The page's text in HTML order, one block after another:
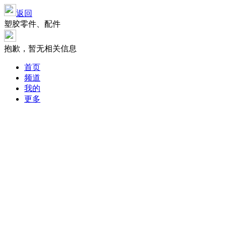
返回
塑胶零件、配件
抱歉，暂无相关信息
首页
频道
我的
更多